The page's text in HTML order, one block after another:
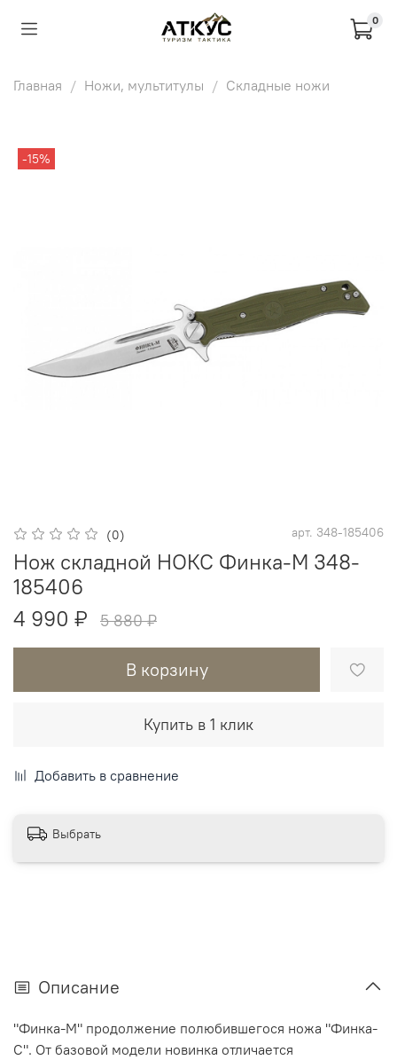
0
Главная Ножи, мультитулы Складные ножи
-15%
(0) арт. 348-185406
Нож складной НОКС Финка-M 348-
185406
4 990 ₽
5 880 ₽
В корзину
Купить в 1 клик
Добавить в сравнение
Выбрать
Описание
"Финка-М" продолжение полюбившегося ножа "Финка-
С". От базовой модели новинка отличается